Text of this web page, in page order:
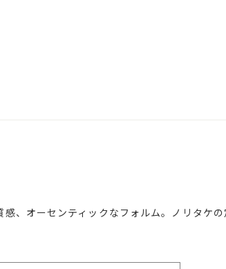
、オーセンティックなフォルム。ノリタケ